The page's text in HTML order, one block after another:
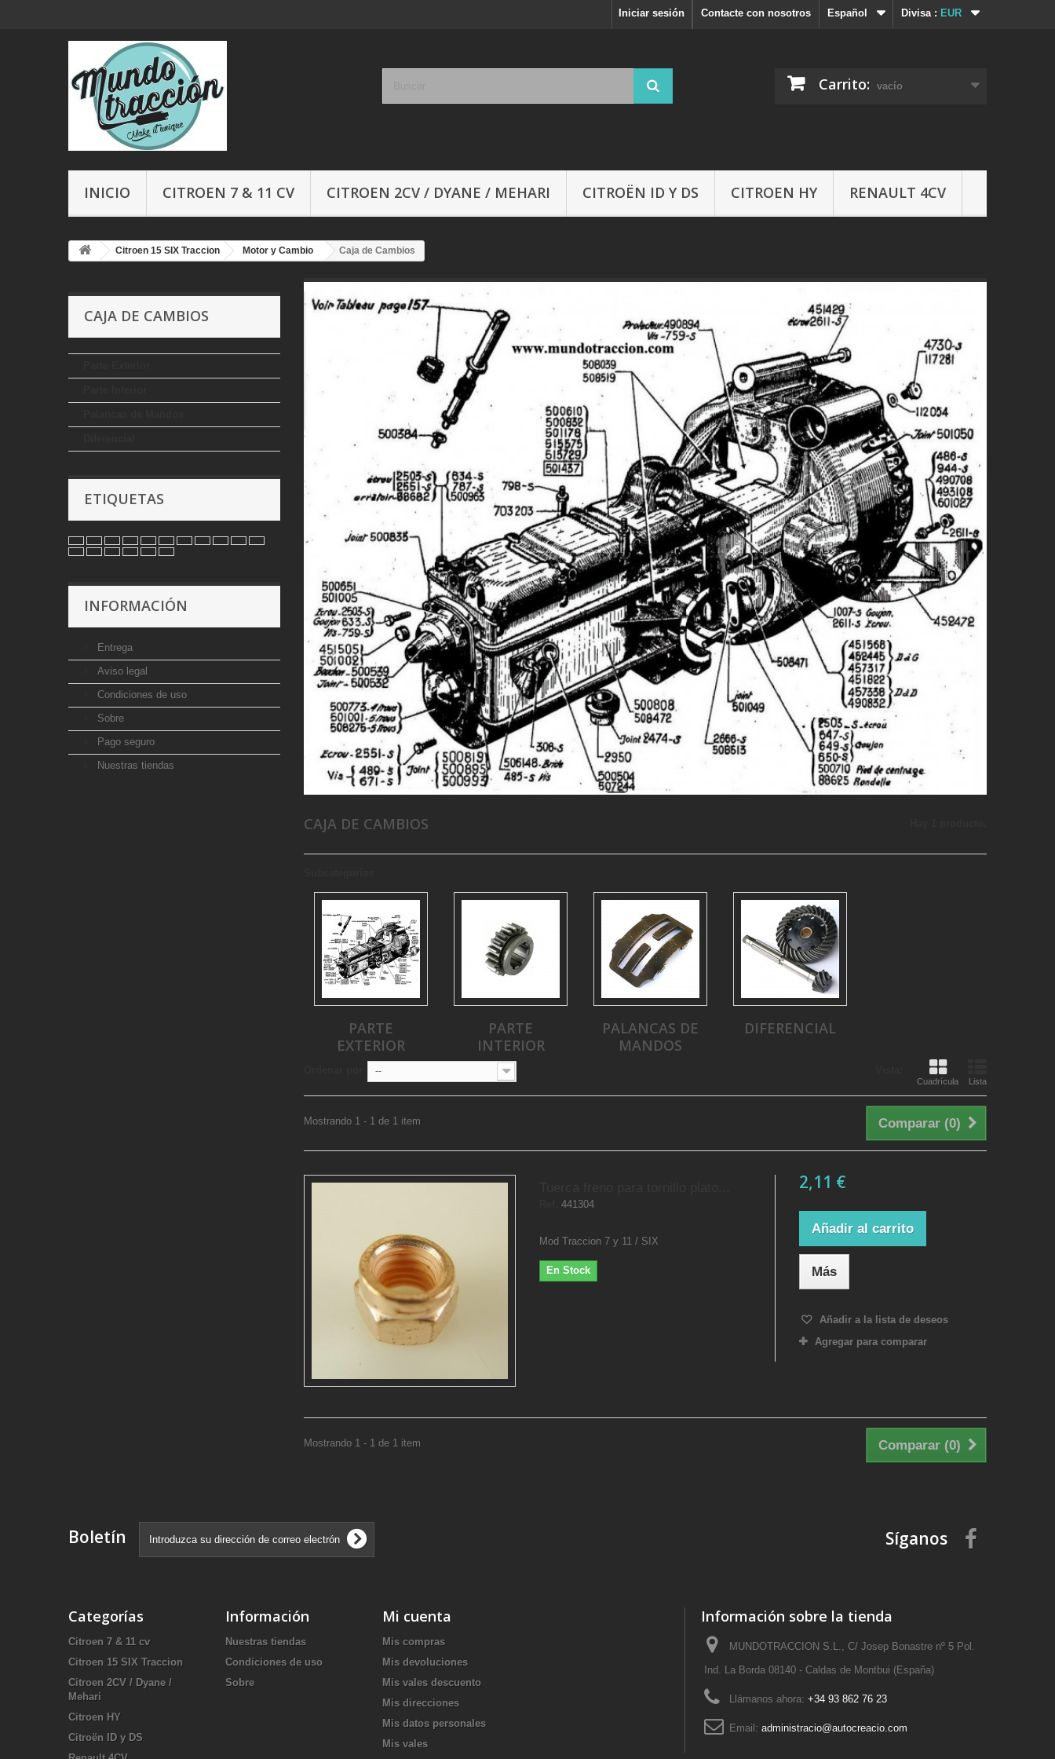
Divisa : EUR
Español
Contacte con nosotros
Iniciar sesión
Carrito: vacío
INICIO CITROEN 7 & 11 CV CITROEN 2CV / DYANE / MEHARI CITROËN ID Y DS CITROEN HY RENAULT 4CV
Citroen 15 SIX Traccion Motor y Cambio Caja de Cambios
CAJA DE CAMBIOS
ETIQUETAS
INFORMACIÓN
Entrega
Aviso legal
Condiciones de uso
Sobre
Pago seguro
Nuestras tiendas
CAJA DE CAMBIOS
PARTE
EXTERIOR
PARTE
INTERIOR
PALANCAS DE
MANDOS
DIFERENCIAL
Cuadrícula Lista
--
Comparar (0)
Mostrando 1 - 1 de 1 item
441304
Mod Traccion 7 y 11 / SIX
En Stock
2,11 €
Añadir al carrito
Más
Añadir a la lista de deseos
Agregar para comparar
Comparar (0)
Mostrando 1 - 1 de 1 item
Boletín Síganos
Categorías
Citroen 7 & 11 cv
Citroen 15 SIX Traccion
Citroen 2CV / Dyane /
Mehari
Citroen HY
Citroën ID y DS
Información
Nuestras tiendas
Condiciones de uso
Sobre
Mi cuenta
Mis compras
Mis devoluciones
Mis vales descuento
Mis direcciones
Mis datos personales
Mis vales
Información sobre la tienda
MUNDOTRACCION S.L., C/ Josep Bonastre nº 5 Pol.
Ind. La Borda 08140 - Caldas de Montbui (España)
Llámanos ahora: +34 93 862 76 23
Email: administracio@autocreacio.com